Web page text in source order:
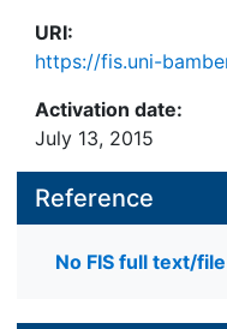
URI:
https://fis.uni-
Activation date:
July 13, 2015
Reference
No FIS full text/file